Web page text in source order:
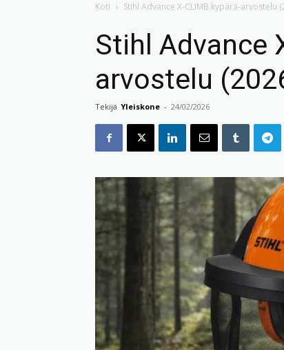
Koti Stihl Advance X-CLIMB kypärä-arvostelu
Stihl Advance
arvostelu
Tekijä Yleiskone - 24/02/2026